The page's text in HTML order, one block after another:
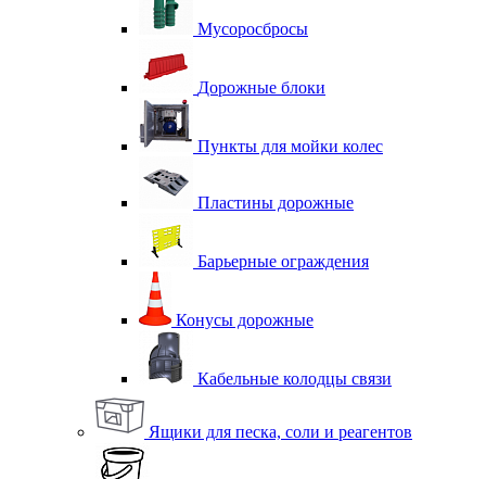
Мусоросбросы
Дорожные блоки
Пункты для мойки колес
Пластины дорожные
Барьерные ограждения
Конусы дорожные
Кабельные колодцы связи
Ящики для песка, соли и реагентов